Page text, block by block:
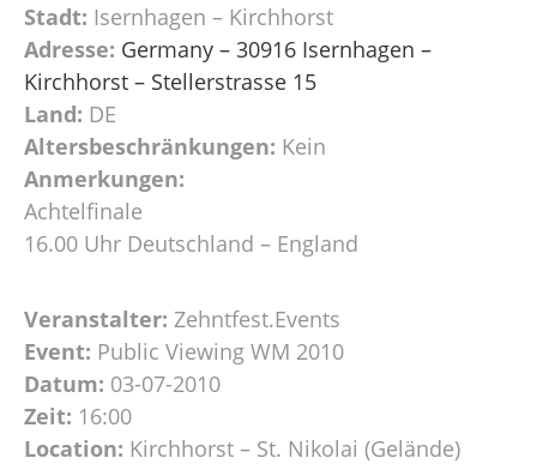
Stadt: Isernhagen – Kirchhorst
Adresse: Germany – 30916 Isernhagen –
Kirchhorst – Stellerstrasse 15
Land: DE
Altersbeschränkungen: Kein
Anmerkungen:
Achtelfinale
16.00 Uhr Deutschland – England
Veranstalter: Zehntfest.Events
Event: Public Viewing WM 2010
Datum: 03-07-2010
Zeit: 16:00
Location: Kirchhorst – St. Nikolai (Gelände)